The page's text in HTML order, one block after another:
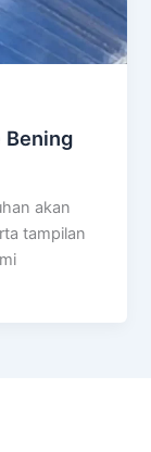
Bening
akan
tampilan